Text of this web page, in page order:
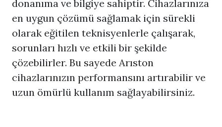
donanıma ve bilgiye sahiptir. Cihazlarınıza
en uygun çözümü sağlamak için sürekli
olarak eğitilen teknisyenlerle çalışarak,
sorunları hızlı ve etkili bir şekilde
çözebilirler. Bu sayede Arıston
cihazlarınızın performansını artırabilir ve
uzun ömürlü kullanım sağlayabilirsiniz.